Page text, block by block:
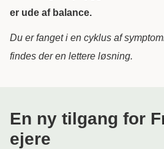
er ude af balance.
Du er fanget i en cyklus af
findes der en lettere løsning.
En ny tilgang for
ejere